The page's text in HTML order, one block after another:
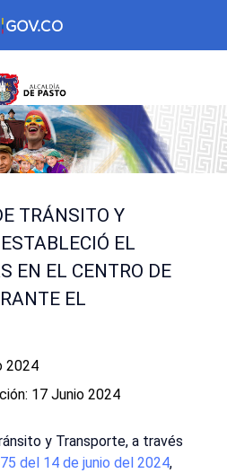
TRÁNSITO Y
EL
EN EL CENTRO DE
EL
2024
17 Junio 2024
y Transporte, a través
del 14 de junio del 2024,